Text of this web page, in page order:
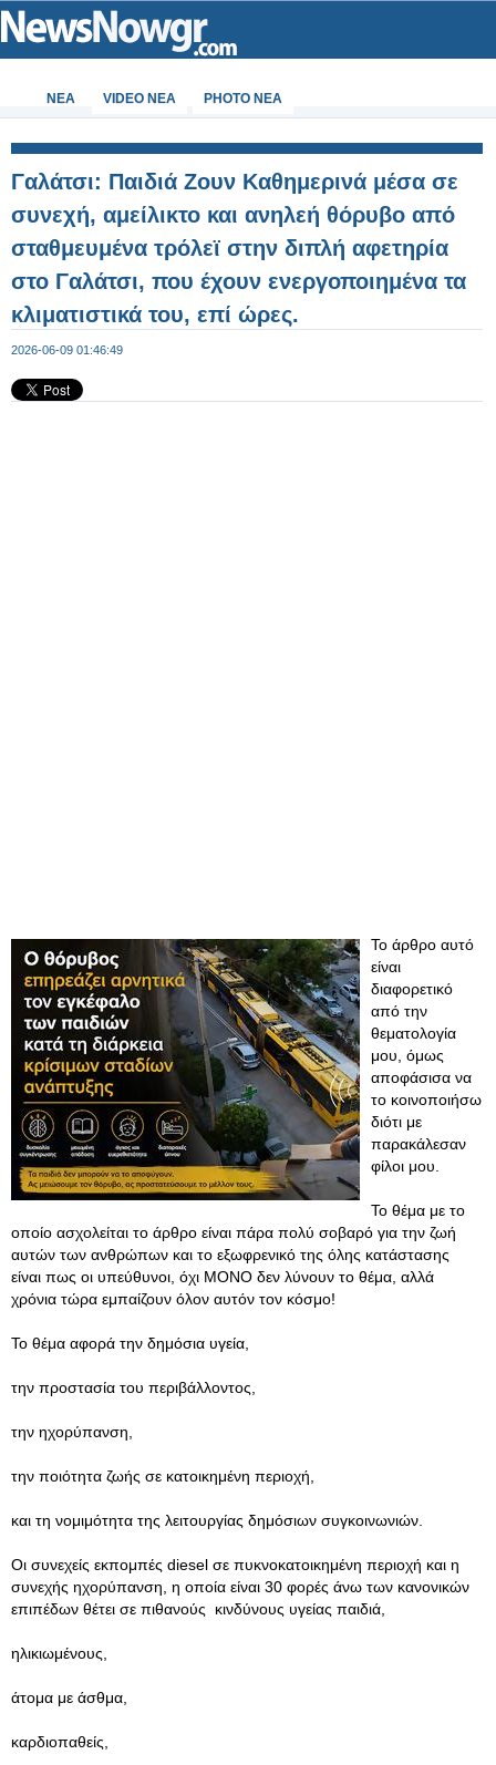
ΝΕΑ VIDEO NEA PHOTO NEA
Γαλάτσι: Παιδιά Ζουν Καθημερινά μέσα σε
συνεχή, αμείλικτο και ανηλεή θόρυβο από
σταθμευμένα τρόλεϊ στην διπλή αφετηρία
στο Γαλάτσι, που έχουν ενεργοποιημένα τα
κλιματιστικά του, επί ώρες.
2026-06-09 01:46:49
Το άρθρο αυτό
είναι
διαφορετικό
από την
θεματολογία
μου, όμως
αποφάσισα να
το κοινοποιήσω
διότι με
παρακάλεσαν
φίλοι μου.
Το θέμα με το
οποίο ασχολείται το άρθρο είναι πάρα πολύ σοβαρό για την ζωή
αυτών των ανθρώπων και το εξωφρενικό της όλης κατάστασης
είναι πως οι υπεύθυνοι, όχι ΜΟΝΟ δεν λύνουν το θέμα, αλλά
χρόνια τώρα εμπαίζουν όλον αυτόν τον κόσμο!
Το θέμα αφορά την δημόσια υγεία,
την προστασία του περιβάλλοντος,
την ηχορύπανση,
την ποιότητα ζωής σε κατοικημένη περιοχή,
και τη νομιμότητα της λειτουργίας δημόσιων συγκοινωνιών.
Οι συνεχείς εκπομπές diesel σε πυκνοκατοικημένη περιοχή και η
συνεχής ηχορύπανση, η οποία είναι 30 φορές άνω των κανονικών
επιπέδων θέτει σε πιθανούς κινδύνους υγείας παιδιά,
ηλικιωμένους,
άτομα με άσθμα,
καρδιοπαθείς,